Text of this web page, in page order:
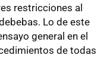
restricciones al
Lo de este
general en el
de todas